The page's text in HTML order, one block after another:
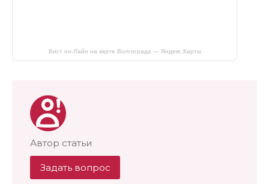
Вист он-Лайн на карте Волгограда — Яндекс.Карты
Автор статьи
Задать вопрос